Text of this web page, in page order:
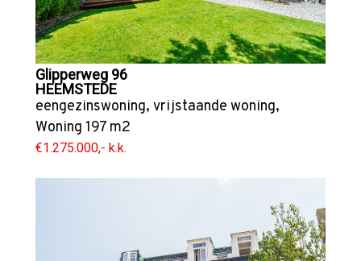
Glipperweg 96
HEEMSTEDE
eengezinswoning, vrijstaande woning,
Woning 197 m2
€1.275.000,- k.k.